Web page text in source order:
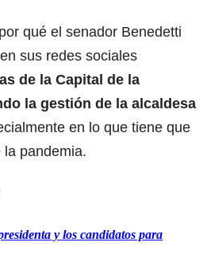
qué el senador Benedetti
sus redes sociales
de la Capital de la
la gestión de la alcaldesa
en lo que tiene que
pandemia.
y los candidatos para